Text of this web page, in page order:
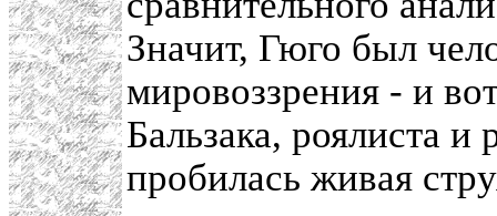
Значит, Гюго был
мировоззрения - и
Бальзака, роялиста и
пробилась живая